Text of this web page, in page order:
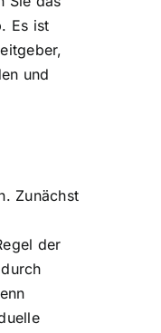
Es ist
und
Zunächst
der